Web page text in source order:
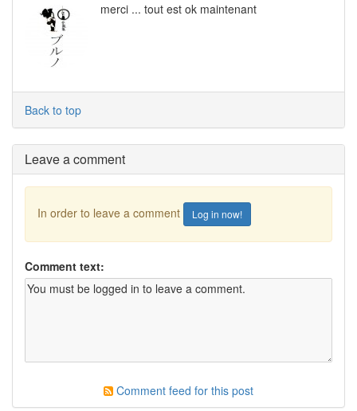
merci ... tout est ok maintenant
Back to top
Leave a comment
In order to leave a comment Log in now!
Comment text:
Comment feed for this post